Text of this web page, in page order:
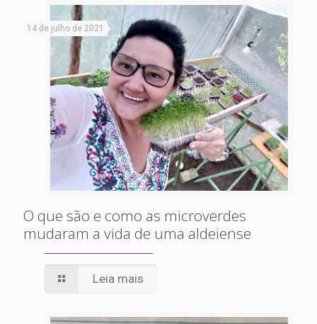
14 de julho de 2021
O que são e como as microverdes
mudaram a vida de uma aldeiense
Leia mais